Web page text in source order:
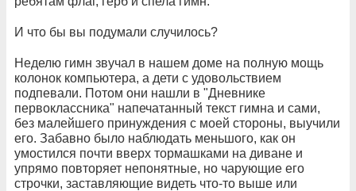
И что бы вы подумали случилось?
Неделю гимн звучал в нашем доме на полную мощь
колонок компьютера, а дети с удовольствием
подпевали. Потом они нашли в "Дневнике
первоклассника" напечатанный текст гимна и сами,
без малейшего принуждения с моей стороны, выучили
его. Забавно было наблюдать меньшого, как он
умостился почти вверх тормашками на диване и
упрямо повторяет непонятные, но чарующие его
строчки, заставляющие видеть что-то выше или